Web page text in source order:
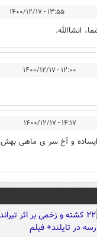
۱۳:۵۵ - ۱۴۰۰/۱۲/۱۷
انشاالله.
۱۲:۰۰ - ۱۴۰۰/۱۲/۱۷
۱۴:۱۷ - ۱۴۰۰/۱۲/۱۷
و آخ سر ی ماهی